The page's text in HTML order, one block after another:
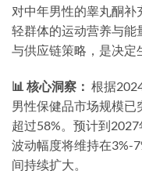
对中年男性的睾丸酮
轻群体的运动营养与能
与供应链策略，是决定
📊 核心洞察： 根据
男性保健品市场规模已
超过58%。预计到
波动幅度将维持在3%-
间持续扩大。